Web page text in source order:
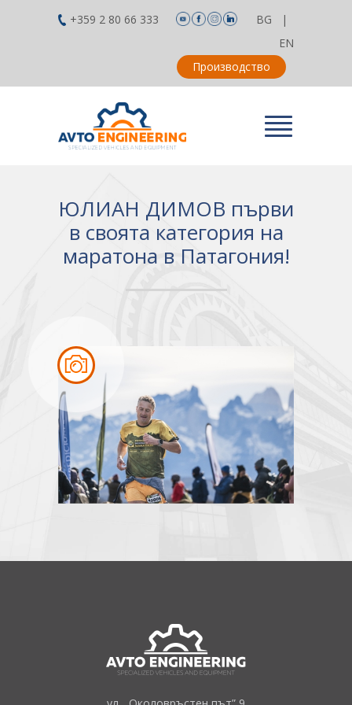
+359 2 80 66 333 BG |
EN
Производство
ЮЛИАН ДИМОВ първи
в своята категория на
маратона в Патагония!